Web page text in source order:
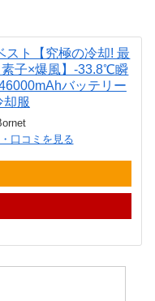
スト【究極の冷却! 最
子×爆風】-33.8℃瞬
バッテリー
却服
口コミを見る